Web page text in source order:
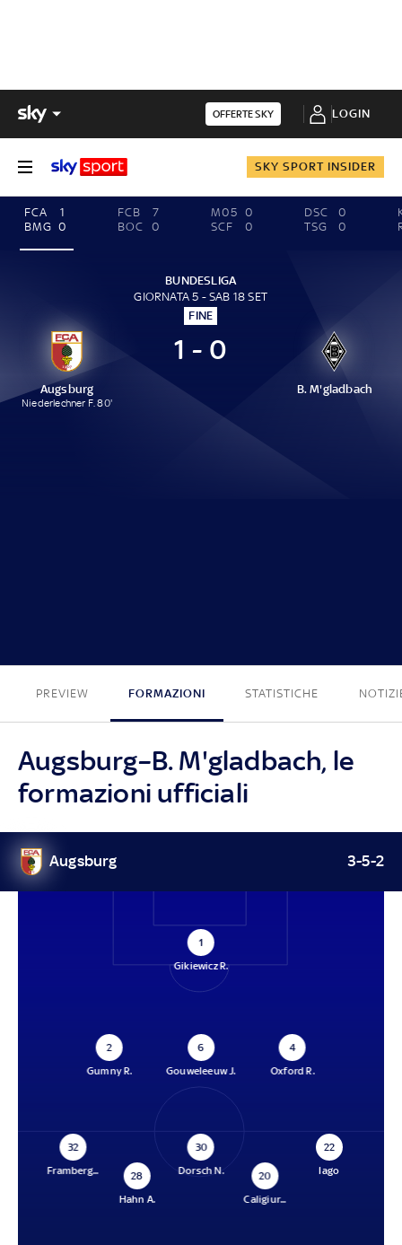
OFFERTE SKY LOGIN
SKY SPORT INSIDER
FCA
1
BMG 0
FCB
7
BOC
0
M05 0
SCF
0
DSC
0
TSG
0
BUNDESLIGA
GIORNATA 5 - SAB 18 SET
FINE
Augsburg
Niederlechner F. 80'
1 - 0
B. M'gladbach
PREVIEW FORMAZIONI STATISTICHE
Augsburg–B. M'gladbach, le
formazioni ufficiali
Augsburg 3-5-2
1
Gikiewicz R.
2
Gumny R.
6
Gouweleeuw J.
4
Oxford R.
32
Framberg...
28
Hahn A.
30
Dorsch N.
20
Caligiur...
22
Iago